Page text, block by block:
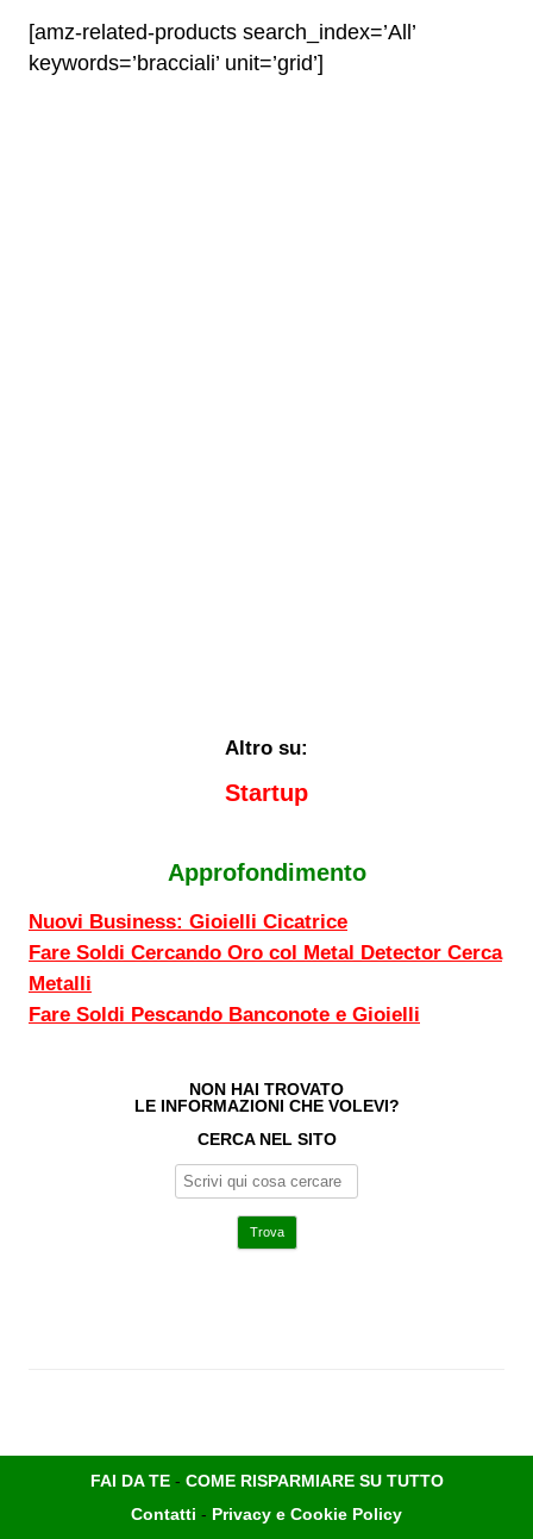
[amz-related-products search_index=’All’
keywords=’bracciali’ unit=’grid’]
Altro su:
Startup
Approfondimento
Nuovi Business: Gioielli Cicatrice
Fare Soldi Cercando Oro col Metal Detector Cerca
Metalli
Fare Soldi Pescando Banconote e Gioielli
NON HAI TROVATO
LE INFORMAZIONI CHE VOLEVI?
CERCA NEL SITO
FAI DA TE- COME RISPARMIARE SU TUTTO
Contatti - Privacy e Cookie Policy